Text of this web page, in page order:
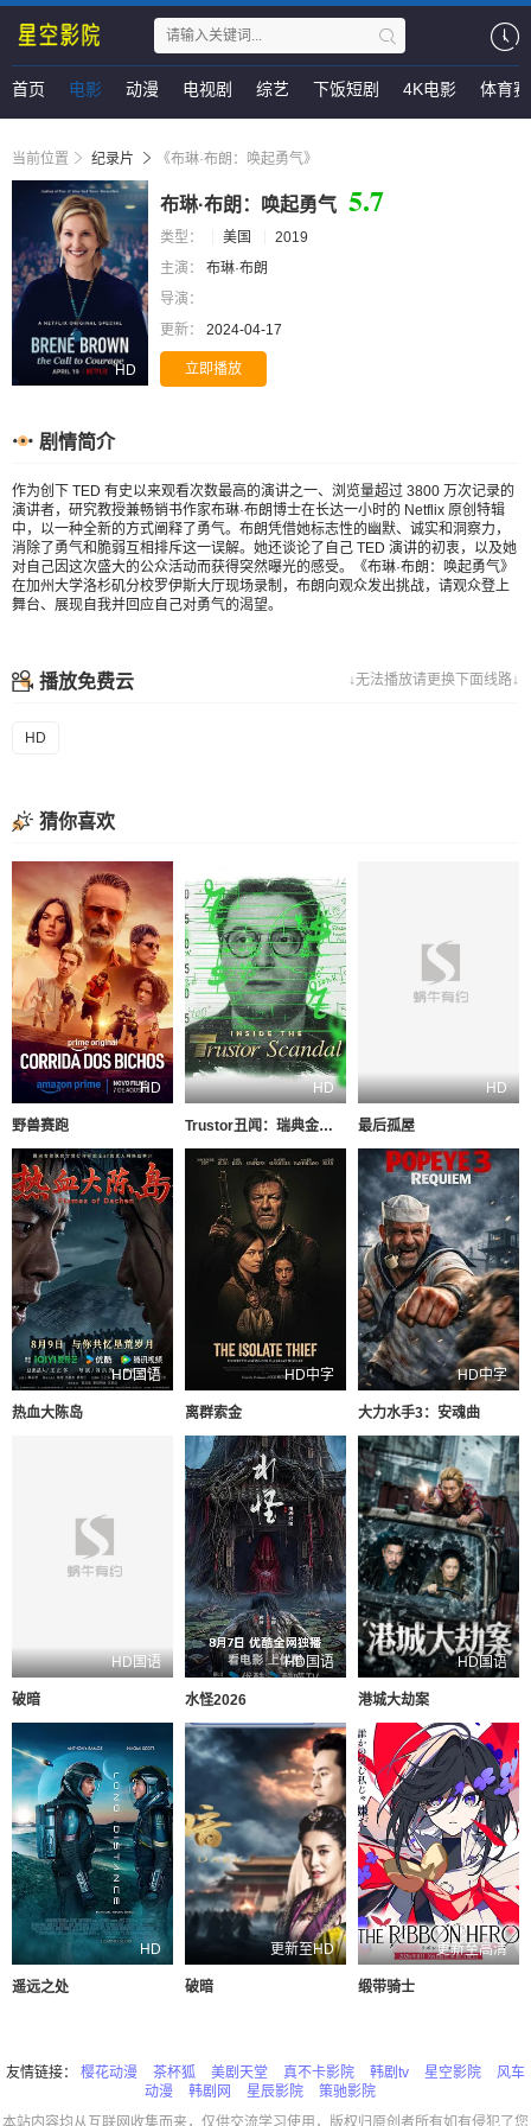
首页 电影 动漫 电视剧 综艺 下饭短剧 4K电影 体育
当前位置 纪录片 《布琳·布朗：唤起勇气》
HD
布琳·布朗：唤起勇气 5.7
类型： 美国
2019
主演：
布琳·布朗
导演：
更新：
2024-04-17
立即播放
剧情简介
作为创下 TED 有史以来观看次数最高的演讲之一、浏览量超过 3800 万次记录的
演讲者，研究教授兼畅销书作家布琳·布朗博士在长达一小时的 Netflix 原创特辑
中，以一种全新的方式阐释了勇气。布朗凭借她标志性的幽默、诚实和洞察力，
消除了勇气和脆弱互相排斥这一误解。她还谈论了自己 TED 演讲的初衷，以及她
对自己因这次盛大的公众活动而获得突然曝光的感受。《布琳·布朗：唤起勇气》
在加州大学洛杉矶分校罗伊斯大厅现场录制，布朗向观众发出挑战，请观众登上
舞台、展现自我并回应自己对勇气的渴望。
↓无法播放请更换下面线路↓
播放免费云
HD
猜你喜欢
HD
野兽赛跑
HD
Trustor丑闻：瑞典金融案内幕
HD
最后孤屋
HD国语
热血大陈岛
HD中字
离群索金
HD中字
大力水手3：安魂曲
HD国语
破暗
HD国语
水怪2026
HD国语
港城大劫案
HD
遥远之处
更新至HD
破暗
更新至高清
缎带骑士
友情链接： 樱花动漫 茶杯狐 美剧天堂 真不卡影院 韩剧tv 星空影院
风车
动漫
韩剧网 星辰影院
策驰影院
本站内容均从互联网收集而来，仅供交流学习使用，版权归原创者所有如有侵犯了您